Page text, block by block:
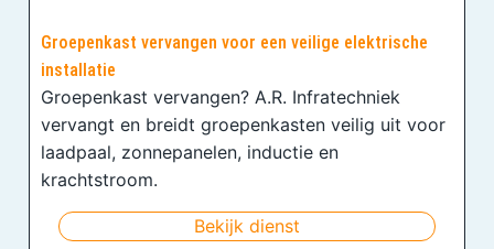
Groepenkast vervangen voor een veilige elektrische
installatie
Groepenkast vervangen? A.R. Infratechniek
vervangt en breidt groepenkasten veilig uit voor
laadpaal, zonnepanelen, inductie en
krachtstroom.
Bekijk dienst